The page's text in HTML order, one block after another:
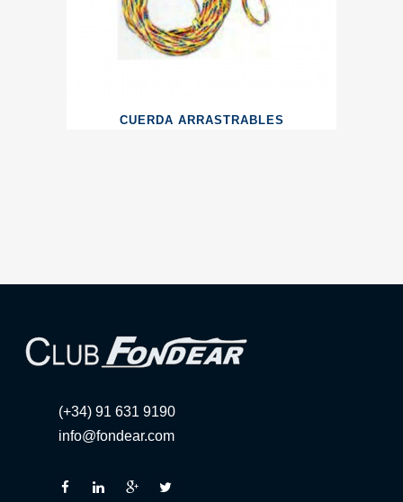
CUERDA ARRASTRABLES
(+34) 91 631 9190
info@fondear.com